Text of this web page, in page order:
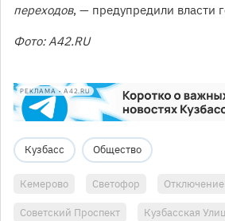
переходов, — предупредили власти
Фото: A42.RU
РЕКЛАМА • A42.RU
Кузбасс Общество
Кемерово Светофор
Советский Проспект Кузбасская